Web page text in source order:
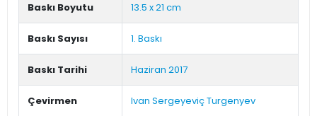
Baskı Boyutu 13.5 x 21 cm
Baskı Sayısı 1. Baskı
Baskı Tarihi Haziran 2017
Çevirmen Ivan Sergeyeviç Turgenyev